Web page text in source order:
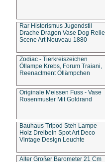
Rar Historismus Jugendstil
Drache Dragon Vase Dog
Scene Art Nouveau 1880
Zodiac - Tierkreiszeichen
Öllampe Krebs, Forum Traiani,
Reenactment Öllämpchen
Originale Meissen Fuss - Vase
Rosenmuster Mit Goldrand
Bauhaus Tripod Steh Lampe
Holz Dreibein Spot Art Deco
Vintage Design Leuchte
Alter Großer Barometer 21 Cm